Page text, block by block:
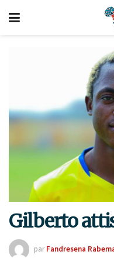
Gilberto
par Fandresena